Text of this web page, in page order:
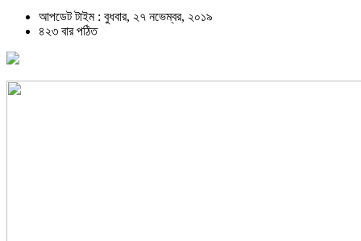
আপডেট টাইম : বুধবার, ২৭ নভেম্বর, ২০১৯
৪২৩ বার পঠিত